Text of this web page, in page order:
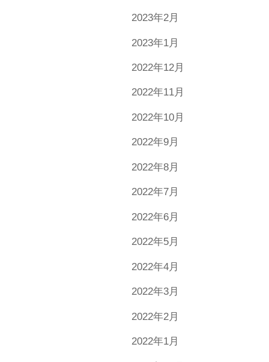
2023年2月
2023年1月
2022年12月
2022年11月
2022年10月
2022年9月
2022年8月
2022年7月
2022年6月
2022年5月
2022年4月
2022年3月
2022年2月
2022年1月